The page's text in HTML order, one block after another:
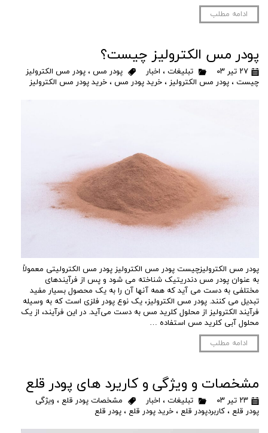
ادامه مطلب
پودر مس الکترولیز چیست؟
۲۷ تیر ۰۳ تبلیغات ، اخبار پودر مس ، پودر مس الکترولیز
چیست ، پودر مس الکترولیز ، خرید پودر مس ، خرید پودر مس الکترولیز
پودر مس الکترولیزچیست پودر مس الکترولیز پودر مس الکترولیتی معمولاً
به عنوان پودر مس دندریتیک شناخته می شود و پس از فرآیندهای
مختلفی به دست می آید که همه آنها آن را به یک محصول بسیار مفید
تبدیل می کنند. پودر مس الکترولیز، یک نوع پودر فلزی است که به وسیله
فرآیند الکترولیز از محلول کلرید مس به دست می‌آید. در این فرآیند، از یک
محلول آبی کلرید مس استفاده …
ادامه مطلب
مشخصات و ویژگی و کاریرد های پودر قلع
۲۳ تیر ۰۳ تبلیغات ، اخبار مشخصات پودر قلع ، ویژگی
پودر قلع ، کاربردپودر قلع ، خرید پودر قلع ، پودر قلع